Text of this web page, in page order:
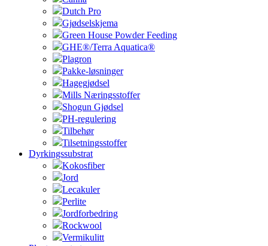
Dutch Pro
Gjødselskjema
Green House Powder Feeding
GHE®/Terra Aquatica®
Plagron
Pakke-løsninger
Hagegjødsel
Mills Næringsstoffer
Shogun Gjødsel
PH-regulering
Tilbehør
Tilsetningsstoffer
Dyrkingssubstrat
Kokosfiber
Jord
Lecakuler
Perlite
Jordforbedring
Rockwool
Vermikulitt